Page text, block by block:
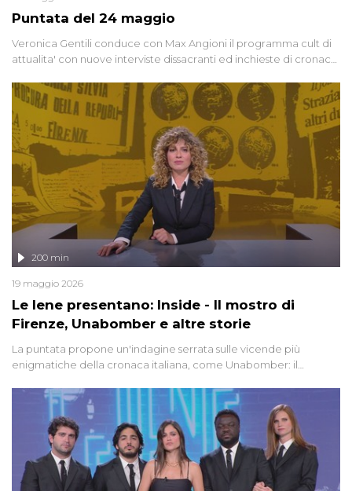
Puntata del 24 maggio
Veronica Gentili conduce con Max Angioni il programma cult di
attualita' con nuove interviste dissacranti ed inchieste di cronaca
Le Iene presentano: Inside - Il mostro di
Firenze, Unabomber e altre storie
200 min
19 maggio 2026
La puntata propone un'indagine serrata sulle vicende più
enigmatiche della cronaca italiana, come Unabomber: il
'90 e il 2000 che, inquietantemente, potrebbe essere ancora in
libertà. Lo speciale affronta inoltre le zone d'ombra sul Mostro di
Firenze, le cui responsabilità appaiono ancora oggi avvolte in un
groviglio di dubbi mai chiariti. Nel corso dello speciale anche
l'intervista inedita a Olindo Romano, realizzata ne...